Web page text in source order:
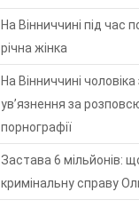
На Вінниччині під час
річна жінка
На Вінниччині
ув’язнення за
порнографії
Застава 6 мільйонів:
кримінальну справу